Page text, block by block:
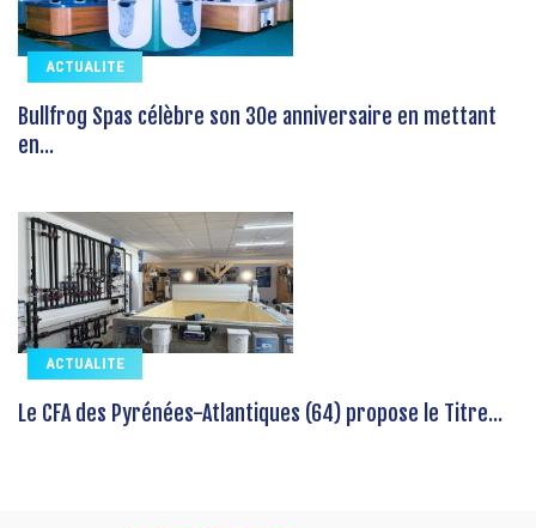
ACTUALITE
Bullfrog Spas célèbre son 30e anniversaire en mettant
en...
ACTUALITE
Le CFA des Pyrénées-Atlantiques (64) propose le Titre...